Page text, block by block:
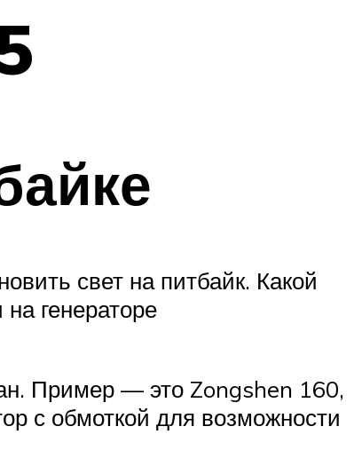
свет на питбайк. Какой
генераторе
Пример — это Zongshen 160,
с обмоткой для возможности